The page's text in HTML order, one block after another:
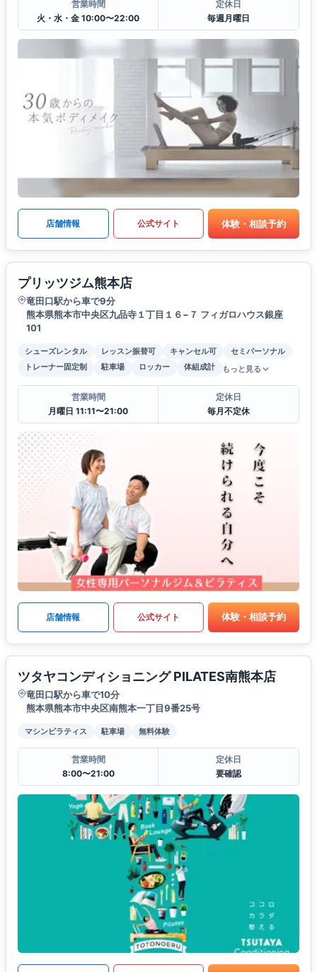
営業時間
火・水・金 10:00〜22:00
定休日
毎週月曜日
店舗情報 公式サイト 体験・相談予約
プリッツジム熊本店
竜田口駅から車で9分
熊本県熊本市中央区九品寺１丁目１６−７ フィガロハウス銀座
101
シューズレンタル レッスン振替可 キャンセル可
セミパーソナル
トレーナー固定制
駐車場 ロッカー 体組成計 もっと見る
営業時間
月曜日 11:11〜21:00
定休日
毎月不定休
店舗情報 公式サイト 体験・相談予約
ツタヤコンディショニング PILATES南熊本店
竜田口駅から車で10分
熊本県熊本市中央区南熊本一丁目9番25号
マシンピラティス 駐車場 無料体験
営業時間
8:00〜21:00
定休日
要確認